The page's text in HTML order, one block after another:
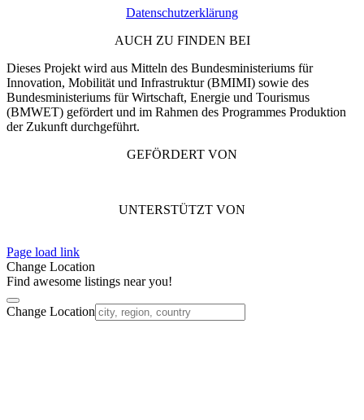
Datenschutzerklärung
AUCH ZU FINDEN BEI
Dieses Projekt wird aus Mitteln des Bundesministeriums für
Innovation, Mobilität und Infrastruktur (BMIMI) sowie des
Bundesministeriums für Wirtschaft, Energie und Tourismus
(BMWET) gefördert und im Rahmen des Programmes Produktion
der Zukunft durchgeführt.
GEFÖRDERT VON
UNTERSTÜTZT VON
Page load link
Change Location
Find awesome listings near you!
Change Location